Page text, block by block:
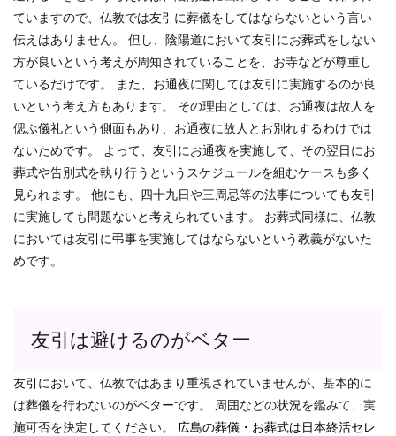
ていますので、仏教では友引に葬儀をしてはならないという言い
伝えはありません。 但し、陰陽道において友引にお葬式をしない
方が良いという考えが周知されていることを、お寺などが尊重し
ているだけです。 また、お通夜に関しては友引に実施するのが良
いという考え方もあります。 その理由としては、お通夜は故人を
偲ぶ儀礼という側面もあり、お通夜に故人とお別れするわけでは
ないためです。 よって、友引にお通夜を実施して、その翌日にお
葬式や告別式を執り行うというスケジュールを組むケースも多く
見られます。 他にも、四十九日や三周忌等の法事についても友引
に実施しても問題ないと考えられています。 お葬式同様に、仏教
においては友引に弔事を実施してはならないという教義がないた
めです。
友引は避けるのがベター
友引において、仏教ではあまり重視されていませんが、基本的に
は葬儀を行わないのがベターです。 周囲などの状況を鑑みて、実
施可否を決定してください。 広島の葬儀・お葬式は日本終活セレ